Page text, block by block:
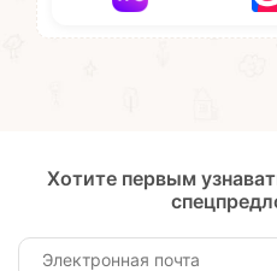
Хотите первым